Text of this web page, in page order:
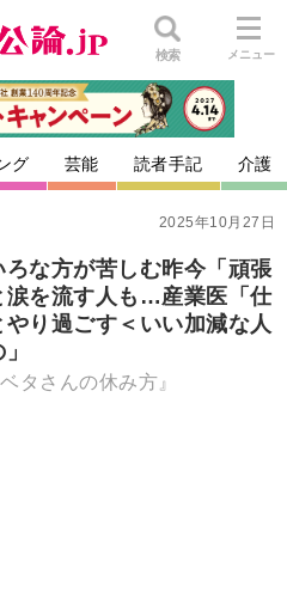
検索 メニュー
グ 芸能 読者手記 介護
2025年10月27日
な方が苦しむ昨今「頑張
涙を流す人も…産業医「仕
り過ごす＜いい加減な人
タさんの休み方』